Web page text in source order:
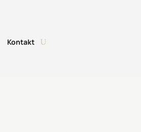
Kontakt